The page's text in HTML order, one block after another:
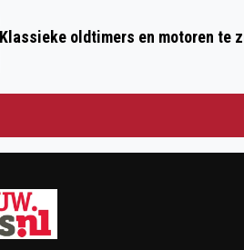
Klassieke oldtimers en motoren te